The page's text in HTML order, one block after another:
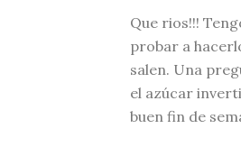
Que rios!!!
probar a
salen. Una
el azúcar
buen fin de